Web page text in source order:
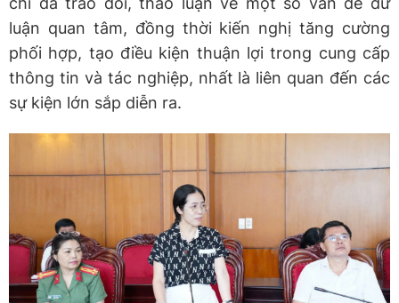
luận quan tâm, đồng thời kiến nghị tăng cường
phối hợp, tạo điều kiện thuận lợi trong cung cấp
thông tin và tác nghiệp, nhất là liên quan đến các
sự kiện lớn sắp diễn ra.